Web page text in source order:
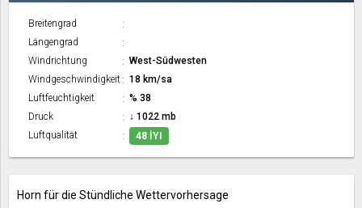
Breitengrad
Längengrad
Windrichtung
West-Südwesten
Windgeschwindigkeit
18 km/sa
Luftfeuchtigkeit
% 38
Druck
↓ 1022 mb
Luftqualität
48 İYI
Horn für die Stündliche Wettervorhersage